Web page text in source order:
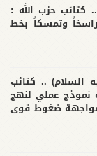
كتائب حزب الله :
وتمسكاً بخط
السلام) .. كتائب
نموذج عملي لنهج
مواجهة ضغوط قوى